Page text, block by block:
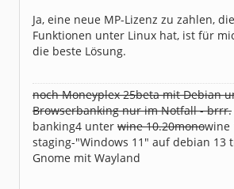
Ja, eine neue MP-Lizenz zu zahlen,
Funktionen unter Linux hat, ist für
die beste Lösung.
noch Moneyplex 25beta mit Debian
Browserbanking nur im Notfall - brrr.
banking4 unter wine 10.20monowine
staging-"Windows 11" auf debian 13
Gnome mit Wayland